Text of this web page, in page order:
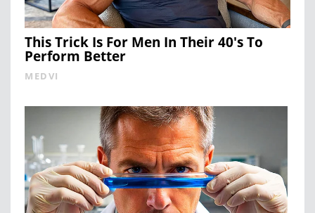
This Trick Is For Men In Their 40's To
Perform Better
MEDVI